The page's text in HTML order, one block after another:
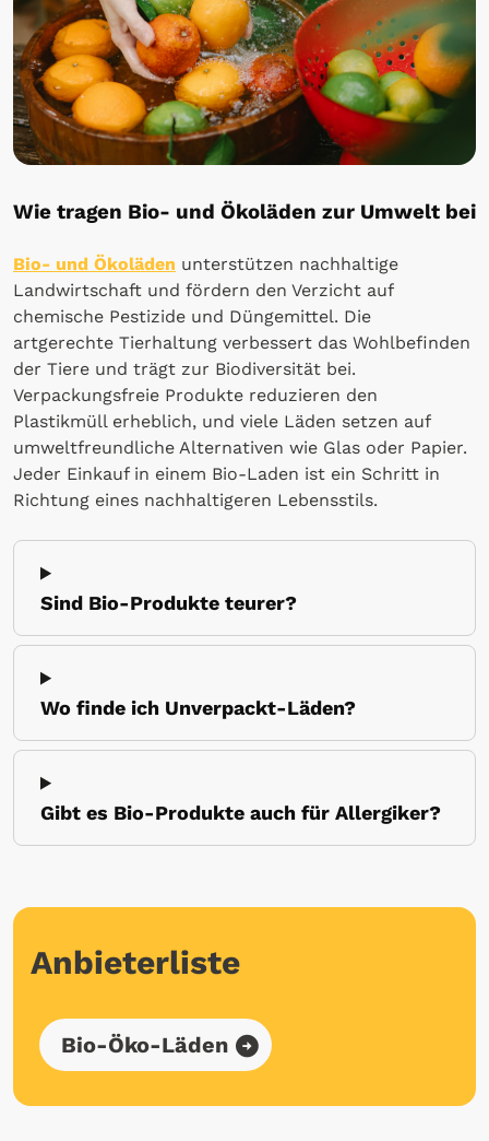
Wie tragen Bio- und Ökoläden zur Umwelt bei
Bio- und Ökoläden unterstützen nachhaltige
Landwirtschaft und fördern den Verzicht auf
chemische Pestizide und Düngemittel. Die
artgerechte Tierhaltung verbessert das Wohlbefinden
der Tiere und trägt zur Biodiversität bei.
Verpackungsfreie Produkte reduzieren den
Plastikmüll erheblich, und viele Läden setzen auf
umweltfreundliche Alternativen wie Glas oder Papier.
Jeder Einkauf in einem Bio-Laden ist ein Schritt in
Richtung eines nachhaltigeren Lebensstils.
Sind Bio-Produkte teurer?
Wo finde ich Unverpackt-Läden?
Gibt es Bio-Produkte auch für Allergiker?
Anbieterliste
Bio-Öko-Läden